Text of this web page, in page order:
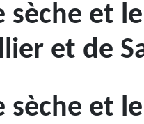
sèche et
et de
sèche et